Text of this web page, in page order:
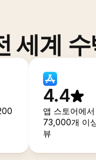
세계
4.4
앱 스토어에서
73,000개 이
뷰